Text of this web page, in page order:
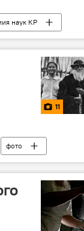
наук КР
11
фото